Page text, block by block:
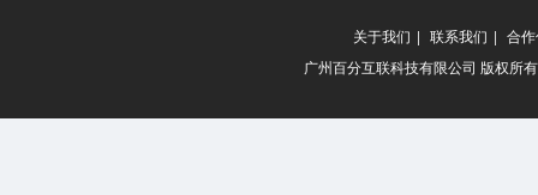
关于我们 | 联系我们 | 合
广州百分互联科技有限公司 版权所